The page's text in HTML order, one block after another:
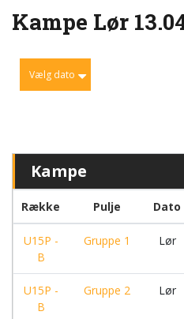
Kampe Lør
Vælg dato
Kampe
Række Pulje Dato
U15P -
B
Gruppe 1 Lør
U15P -
B
Gruppe 2 Lør